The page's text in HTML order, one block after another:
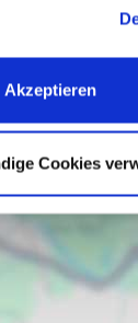
Webseite
Akzeptieren
Cookies
werden. Es